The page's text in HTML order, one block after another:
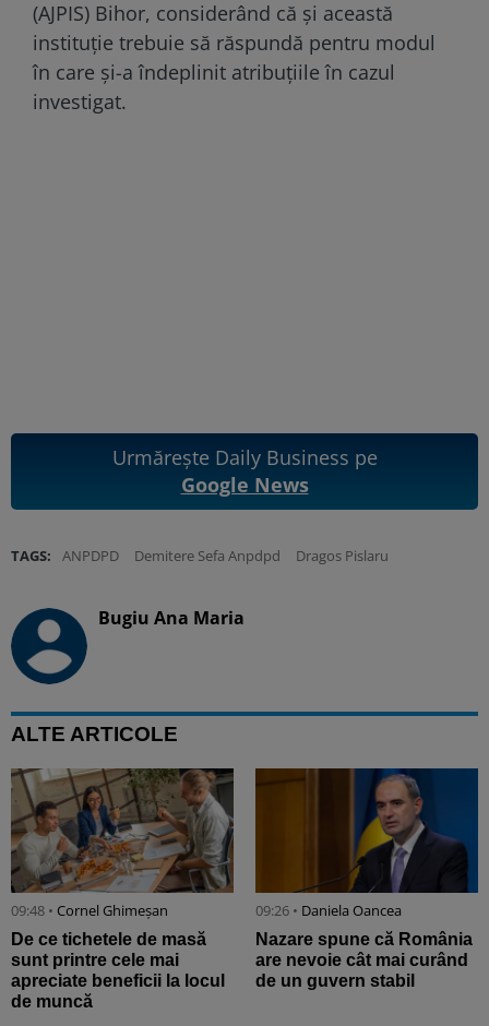
(AJPIS) Bihor, considerând că și această
instituție trebuie să răspundă pentru modul
în care și-a îndeplinit atribuțiile în cazul
investigat.
Urmărește Daily Business pe
Google News
TAGS: ANPDPD Demitere Sefa Anpdpd Dragos Pislaru
Bugiu ⁠Ana Maria
ALTE ARTICOLE
09:48 • Cornel Ghimeșan
De ce tichetele de masă
sunt printre cele mai
apreciate beneficii la locul
de muncă
09:26 • Daniela Oancea
Nazare spune că România
are nevoie cât mai curând
de un guvern stabil